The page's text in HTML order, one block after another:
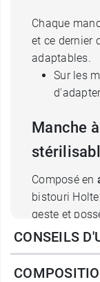
Chaque
et ce dernier
adaptables.
Sur les
Manche
Composé en
bistouri
geste et
éviter au
lames sont
CONSEILS